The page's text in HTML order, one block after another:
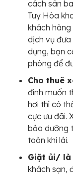
cách sân
Tuy Hòa
khách
dịch vụ đưa
dụng, bạn
phòng để
Cho thuê
đình muốn
hơi thì có
cực ưu đãi.
bảo dưỡng
toàn khi lái.
Giặt ủi/ là
khách sạn,